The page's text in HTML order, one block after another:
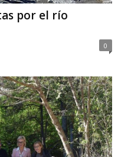
por el río
0